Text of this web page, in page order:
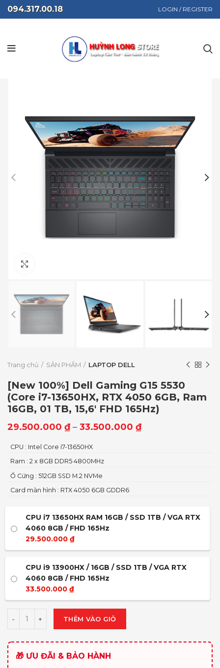
094.317.00.18 LOGIN / REGISTER
Trang chủ SẢN PHẨM LAPTOP DELL
[New 100%] Dell Gaming G15 5530
(Core i7-13650HX, RTX 4050 6GB, Ram
16GB, 01 TB, 15,6′ FHD 165Hz)
29.500.000 ₫– 33.500.000 ₫
CPU : Intel Core i7-13650HX
Ram : 2 x 8GB DDR5 4800MHz
Ổ Cứng : 512GB SSD M.2 NVMe
Card màn hình : RTX 4050 6GB GDDR6
CPU i7 13650HX RAM 16GB / SSD 1TB / VGA RTX
4060 8GB / FHD 165Hz
29.500.000 ₫
CPU i9 13900HX / 16GB / SSD 1TB / VGA RTX
4060 8GB / FHD 165Hz
33.500.000 ₫
THÊM VÀO GIỎ
🎁 ƯU ĐÃI & BẢO HÀNH